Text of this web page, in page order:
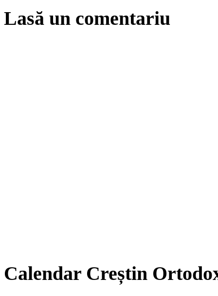
Lasă un comentariu
Calendar Creștin